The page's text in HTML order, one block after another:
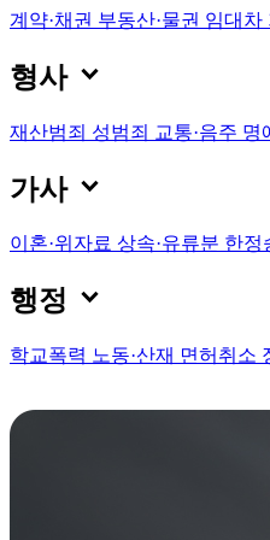
계약·채권 부동산·물권 임대차
형사 
재산범죄 성범죄 교통·음주 명
가사 
이혼·위자료 상속·유류분 한정
행정 
학교폭력 노동·산재 면허취소